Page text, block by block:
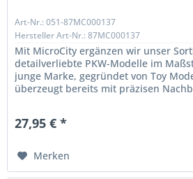
Art-Nr.: 051-87MC000137
Hersteller Art-Nr.: 87MC000137
Mit MicroCity ergänzen wir unser
detailverliebte PKW-Modelle im
junge Marke, gegründet von Toy
überzeugt bereits mit präzisen
27,95 € *
Merken